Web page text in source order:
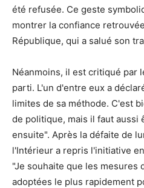
été refusée. Ce geste
montrer la confiance
République, qui a salué son
Néanmoins, il est critiqué par
parti. L'un d'entre eux a
limites de sa méthode. C'est
de politique, mais il faut aussi
ensuite". Après la défaite de
l'Intérieur a repris l'initiative
"Je souhaite que les mesures
adoptées le plus rapidement